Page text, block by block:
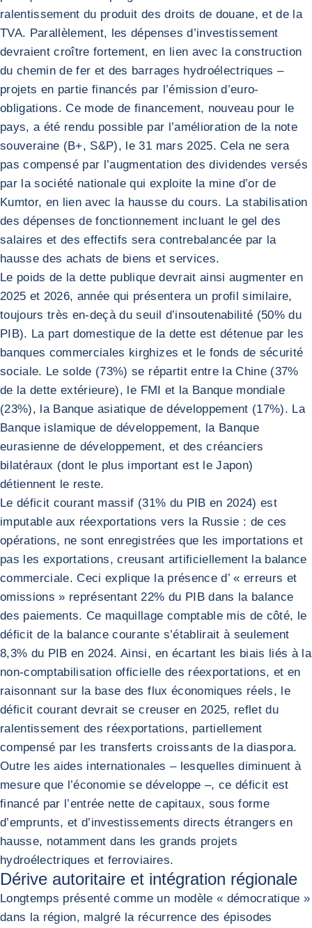
ralentissement du produit des droits de douane, et de la
TVA. Parallèlement, les dépenses d’investissement
devraient croître fortement, en lien avec la construction
du chemin de fer et des barrages hydroélectriques –
projets en partie financés par l’émission d’euro-
obligations. Ce mode de financement, nouveau pour le
pays, a été rendu possible par l’amélioration de la note
souveraine (B+, S&P), le 31 mars 2025. Cela ne sera
pas compensé par l’augmentation des dividendes versés
par la société nationale qui exploite la mine d’or de
Kumtor, en lien avec la hausse du cours. La stabilisation
des dépenses de fonctionnement incluant le gel des
salaires et des effectifs sera contrebalancée par la
hausse des achats de biens et services.
Le poids de la dette publique devrait ainsi augmenter en
2025 et 2026, année qui présentera un profil similaire,
toujours très en-deçà du seuil d’insoutenabilité (50% du
PIB). La part domestique de la dette est détenue par les
banques commerciales kirghizes et le fonds de sécurité
sociale. Le solde (73%) se répartit entre la Chine (37%
de la dette extérieure), le FMI et la Banque mondiale
(23%), la Banque asiatique de développement (17%). La
Banque islamique de développement, la Banque
eurasienne de développement, et des créanciers
bilatéraux (dont le plus important est le Japon)
détiennent le reste.
Le déficit courant massif (31% du PIB en 2024) est
imputable aux réexportations vers la Russie : de ces
opérations, ne sont enregistrées que les importations et
pas les exportations, creusant artificiellement la balance
commerciale. Ceci explique la présence d’ « erreurs et
omissions » représentant 22% du PIB dans la balance
des paiements. Ce maquillage comptable mis de côté, le
déficit de la balance courante s’établirait à seulement
8,3% du PIB en 2024. Ainsi, en écartant les biais liés à la
non-comptabilisation officielle des réexportations, et en
raisonnant sur la base des flux économiques réels, le
déficit courant devrait se creuser en 2025, reflet du
ralentissement des réexportations, partiellement
compensé par les transferts croissants de la diaspora.
Outre les aides internationales – lesquelles diminuent à
mesure que l’économie se développe –, ce déficit est
financé par l’entrée nette de capitaux, sous forme
d’emprunts, et d’investissements directs étrangers en
hausse, notamment dans les grands projets
hydroélectriques et ferroviaires.
Dérive autoritaire et intégration régionale
Longtemps présenté comme un modèle « démocratique »
dans la région, malgré la récurrence des épisodes